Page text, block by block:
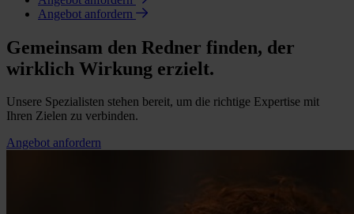
Angebot anfordern
Gemeinsam den Redner finden, der
wirklich Wirkung erzielt.
Unsere Spezialisten stehen bereit, um die richtige Expertise mit
Ihren Zielen zu verbinden.
Angebot anfordern